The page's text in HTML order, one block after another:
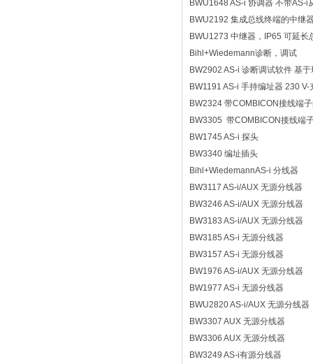
BWU1648 AS-i 协调器 不带AS-
BWU2192 集成总线终端的中继
BWU1273 中继器，IP65 可延长
Bihl+Wiedemann诊断，调试
BW2902 AS-i 诊断调试软件 基
BW1191 AS-i 手持编址器 230 V-
BW2324 带COMBICON接线端
BW3305 带COMBICON接线端
BW1745 AS-i 探头
BW3340 编址插头
Bihl+WiedemannAS-i 分线器
BW3117 AS-i/AUX 无源分线器
BW3246 AS-i/AUX 无源分线器
BW3183 AS-i/AUX 无源分线器
BW3185 AS-i 无源分线器
BW3157 AS-i 无源分线器
BW1976 AS-i/AUX 无源分线器
BW1977 AS-i 无源分线器
BWU2820 AS-i/AUX 无源分线器
BW3307 AUX 无源分线器
BW3306 AUX 无源分线器
BW3249 AS-i有源分线器